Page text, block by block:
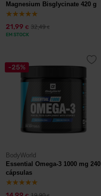
Magnesium Bisglycinate 420 g
21,99 € 32,49€
EM STOCK
-25%
BodyWorld
Essential Omega-3 1000 mg 240
cápsulas